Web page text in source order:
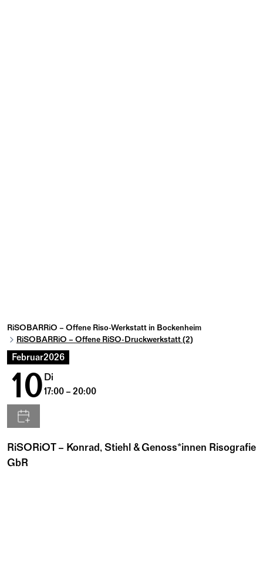
RiSOBARRiO – Offene Riso-Werkstatt in Bockenheim
RiSOBARRiO – Offene RiSO-Druckwerkstatt (2)
Februar2026
10 Di
17:00 – 20:00
RiSORiOT – Konrad, Stiehl & Genoss*innen Risografie
GbR